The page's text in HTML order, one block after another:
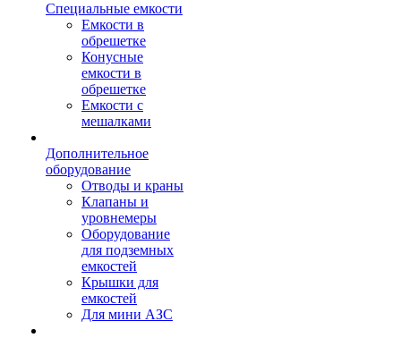
Специальные емкости
Емкости в
обрешетке
Конусные
емкости в
обрешетке
Емкости с
мешалками
Дополнительное
оборудование
Отводы и краны
Клапаны и
уровнемеры
Оборудование
для подземных
емкостей
Крышки для
емкостей
Для мини АЗС